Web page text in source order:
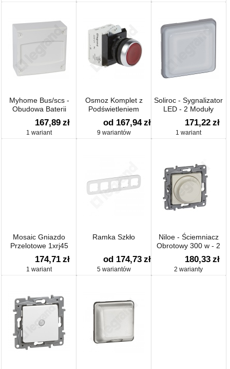
Myhome Bus/scs -
Obudowa Baterii
Podtrzymującej
Zasilanie
167,89 zł
1 wariant
Osmoz Komplet z
Podświetleniem
od 167,94 zł
9 wariantów
Soliroc - Sygnalizator
LED - 2 Moduły
171,22 zł
1 wariant
Mosaic Gniazdo
Przelotowe 1xrj45
Kat.6 Ftp
174,71 zł
1 wariant
Ramka Szkło
od 174,73 zł
5 wariantów
Niloe - Ściemniacz
Obrotowy 300 w - 2
Przewodowy -
180,33 zł
2 warianty